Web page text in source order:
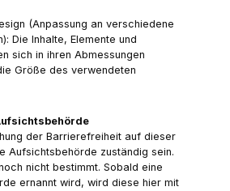
(Anpassung an verschiedene
Die Inhalte, Elemente und
sich in ihren Abmessungen
Größe des verwendeten
der Barrierefreiheit auf dieser
Aufsichtsbehörde zuständig sein.
nicht bestimmt. Sobald eine
ernannt wird, wird diese hier mit